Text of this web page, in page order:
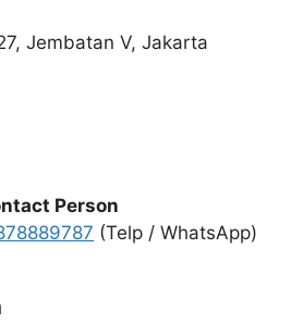
Jembatan V, Jakarta
Person
(Telp / WhatsApp)